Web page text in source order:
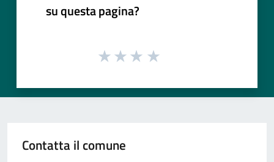
su questa pagina?
Contatta il comune